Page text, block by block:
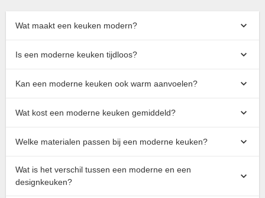
Wat maakt een keuken modern?
Is een moderne keuken tijdloos?
Kan een moderne keuken ook warm aanvoelen?
Wat kost een moderne keuken gemiddeld?
Welke materialen passen bij een moderne keuken?
Wat is het verschil tussen een moderne en een
designkeuken?